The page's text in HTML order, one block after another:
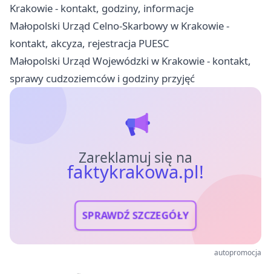
Krakowie - kontakt, godziny, informacje
Małopolski Urząd Celno-Skarbowy w Krakowie -
kontakt, akcyza, rejestracja PUESC
Małopolski Urząd Wojewódzki w Krakowie - kontakt,
sprawy cudzoziemców i godziny przyjęć
Zareklamuj się na
faktykrakowa.pl!
SPRAWDŹ SZCZEGÓŁY
autopromocja